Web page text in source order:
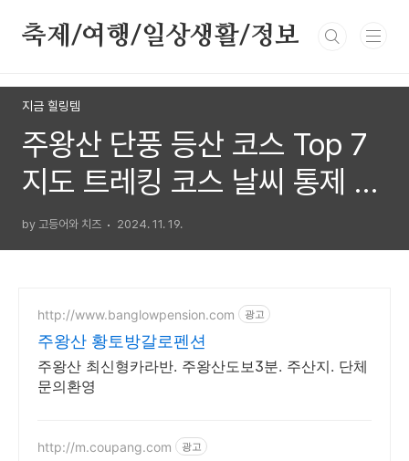
축제/여행/일상생활/정보
지금 힐링템
주왕산 단풍 등산 코스 Top 7
지도 트레킹 코스 날씨 통제 기
간 펜션 맛집
by 고등어와 치즈 2024. 11. 19.
http://www.banglowpension.com 광고
주왕산 황토방갈로펜션
주왕산 최신형카라반. 주왕산도보3분. 주산지. 단체
문의환영
http://m.coupang.com 광고